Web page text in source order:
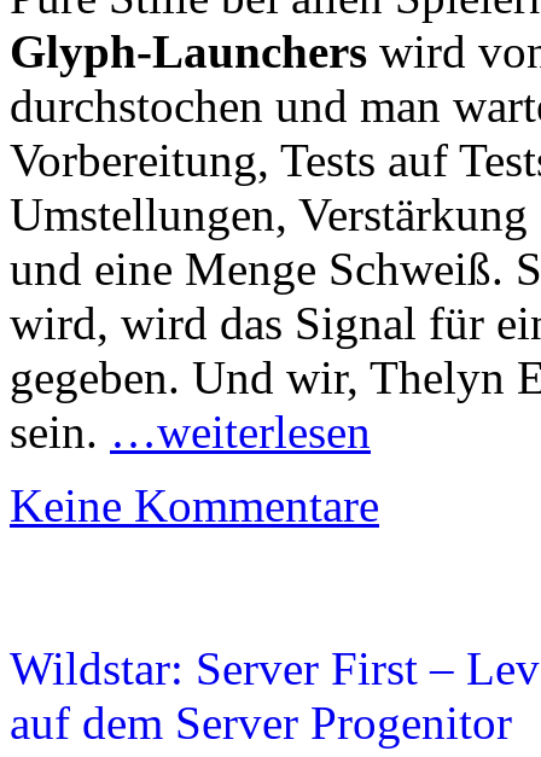
Glyph-Launchers wird
durchstochen und man
Vorbereitung, Tests auf
Umstellungen,
und eine Menge Schweiß.
wird, wird das Signal für
gegeben. Und wir, Thelyn
sein. …weiterlesen
Keine Kommentare
Wildstar: Server First –
auf dem Server Progenitor